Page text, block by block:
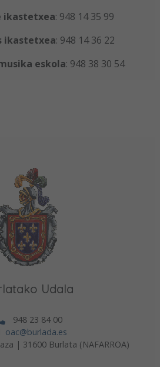
ikastetxea: 948 14 35 99
ikastetxea: 948 14 36 22
eskola: 948 38 30 54
Udala
948 23 84 00
oac@burlada.es
| 31600 Burlata (NAFARROA)